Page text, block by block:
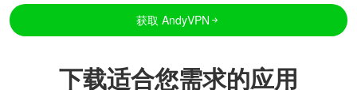
获取 AndyVPN
下载适合您需求的应用